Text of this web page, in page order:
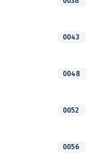
0043
0048
0052
0056